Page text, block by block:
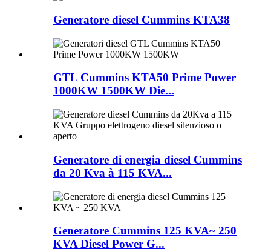
Generatore diesel Cummins KTA38
GTL Cummins KTA50 Prime Power
1000KW 1500KW Die...
Generatore di energia diesel Cummins
da 20 Kva à 115 KVA...
Generatore Cummins 125 KVA~ 250
KVA Diesel Power G...